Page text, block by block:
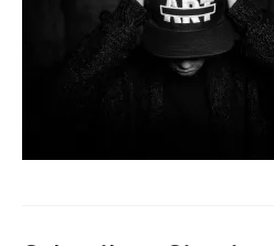
Kontakt | Impressum